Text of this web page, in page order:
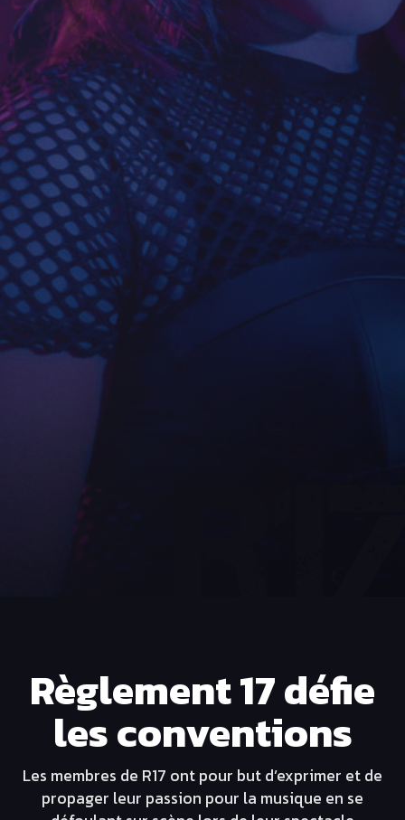
Règlement 17 défie
les conventions
Les membres de R17 ont pour but d’exprimer et de
propager leur passion pour la musique en se